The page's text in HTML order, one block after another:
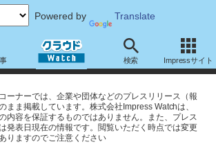
Powered by Translate
検索 Impressサイト
ーナーでは、企業や団体などのプレスリリース（報
まま掲載しています。株式会社Impress Watchは、
内容を保証するものではありません。また、プレス
発表日現在の情報です。閲覧いただく時点では変更
りますのでご注意ください